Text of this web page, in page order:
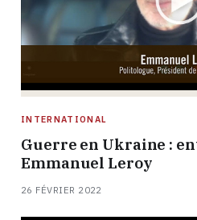
INTERNATIONAL
Guerre en Ukraine :
Emmanuel Leroy
26 FÉVRIER 2022